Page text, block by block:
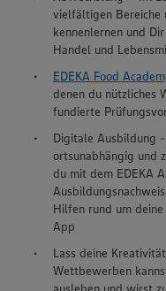
Wir setzen Cookies
ein bestmögliches
vielfältigen Bereiche
kennenlernen und
Handel und
EDEKA Food
denen du nützliches
fundierte
Digitale Ausbildung
ortsunabhängig und
du mit dem EDEKA
Hilfen rund um
App
Lass deine
Wettbewerben